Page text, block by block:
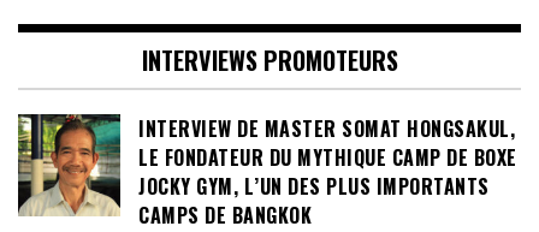
INTERVIEWS PROMOTEURS
INTERVIEW DE MASTER SOMAT HONGSAKUL,
LE FONDATEUR DU MYTHIQUE CAMP DE BOXE
JOCKY GYM, L’UN DES PLUS IMPORTANTS
CAMPS DE BANGKOK